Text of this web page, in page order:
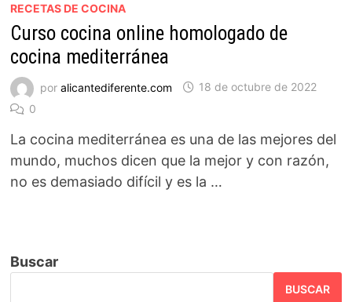
RECETAS DE COCINA
Curso cocina online homologado de
cocina mediterránea
por alicantediferente.com
18 de octubre de 2022
0
La cocina mediterránea es una de las mejores del
mundo, muchos dicen que la mejor y con razón,
no es demasiado difícil y es la …
Buscar
BUSCAR